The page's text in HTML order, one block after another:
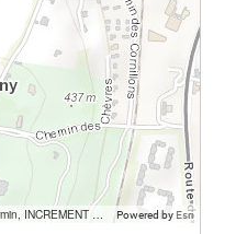
SITG - State of Geneva-CH, IGN, Esri, HERE, Garmin, INCREMENT P, USGS, METI/NASA Powered by Esri